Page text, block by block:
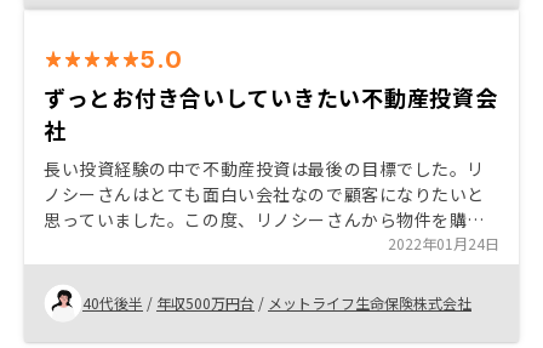
5.0
ずっとお付き合いしていきたい不動産投資会
社
長い投資経験の中で不動産投資は最後の目標でした。リ
ノシーさんはとても面白い会社なので顧客になりたいと
思っていました。この度、リノシーさんから物件を購入
でき、長いお付き合いができることを光栄に思ってま
す。
2022年01月24日
40代後半 / 年収500万円台 / メットライフ生命保険株式会社